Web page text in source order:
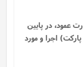
عمود، در پایین
اجرا و مورد